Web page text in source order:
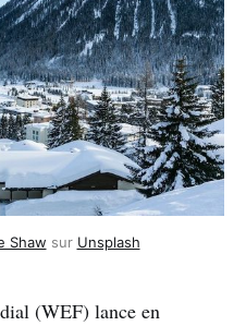
Shaw sur Unsplash
(WEF) lance en